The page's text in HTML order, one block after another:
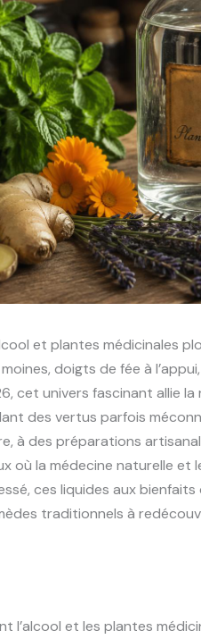
et plantes médicinales
doigts de fée à
cet univers fascinant allie
des vertus parfois
à des préparations
où la médecine naturelle et
ces liquides aux
traditionnels à
l’alcool et les plantes